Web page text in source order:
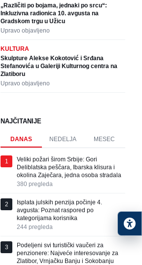
„Različiti po bojama, jednaki po srcu“:
Inkluzivna radionica 10. avgusta na
Gradskom trgu u Užicu
Upravo objavljeno
KULTURA
Skulpture Alekse Kokotović i Srđana
Stefanovića u Galeriji Kulturnog centra na
Zlatiboru
Upravo objavljeno
NAJČITANIJE
DANAS NEDELJA MESEC
1
Veliki požari širom Srbije: Gori
Deliblatska peščara, Ibarska klisura i
okolina Zaječara, jedna osoba stradala
380 pregleda
2
Isplata julskih penzija počinje 4.
avgusta: Poznat raspored po
kategorijama korisnika
244 pregleda
3
Podeljeni svi turistički vaučeri za
penzionere: Najveće interesovanje za
Zlatibor, Vrnjačku Banju i Sokobanju